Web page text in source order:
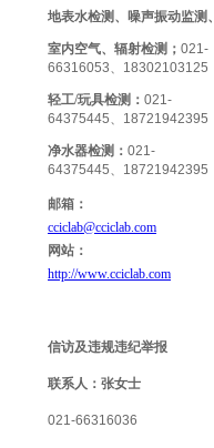
地表水检测、噪声振动监测、
室内空气、辐射检测； 021-
66316053、18302103125
轻工/玩具检测 ： 021-
64375445、18721942395
净水器检测： 021-
64375445、18721942395
邮箱：
cciclab@cciclab.com
网站：
http://www.cciclab.com
信访及违规违纪举报
联系人： 张女士
021-66316036